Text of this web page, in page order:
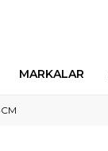
MARKALAR